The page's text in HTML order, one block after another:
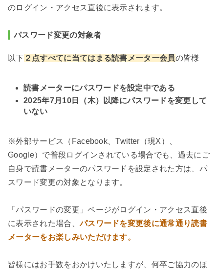
のログイン・アクセス直後に表示されます。
パスワード変更の対象者
以下 ２点すべてに当てはまる読書メーター会員の皆様
読書メーターにパスワードを設定中である
2025年7月10日（木）以降にパスワードを変更して
いない
※外部サービス（Facebook、Twitter（現X）、
Google）で普段ログインされている場合でも、過去にご
自身で読書メーターのパスワードを設定された方は、パ
スワード変更の対象となります。
「パスワードの変更」ページがログイン・アクセス直後
に表示された場合、パスワードを変更後に通常通り読書
メーターをお楽しみいただけます。
皆様にはお手数をおかけいたしますが、何卒ご協力のほ